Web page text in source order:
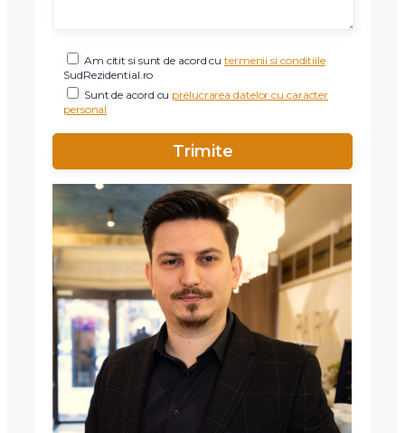
Am citit si sunt de acord cutermenii si conditiile
SudRezidential.ro
Sunt de acord cu prelucrarea datelor cu caracter
personal
Vreau sa fiu contactat
Telefon
Email
Mesaj